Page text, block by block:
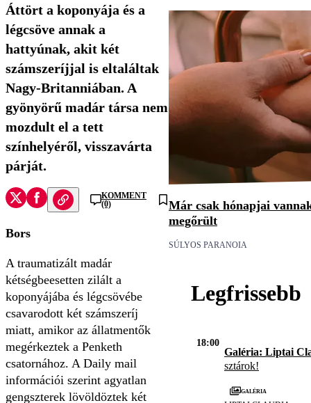
Áttört a koponyája és a
légcsöve annak a
hattyúnak, akit két
számszeríjjal is eltaláltak
Nagy-Britanniában. A
gyönyörű madár társa nem
mozdult el a tett
színhelyéről, visszavárta
párját.
KOMMENT
(0)
Bors
A traumatizált madár
kétségbeesetten zilált a
koponyájába és légcsövébe
csavarodott két számszeríj
miatt, amikor az állatmentők
megérkeztek a Penketh
csatornához. A Daily mail
információi szerint agyatlan
gengszterek lövöldöztek két
Már csak hónapjai
megőrült
SÚLYOS PARANOIA
Legfrissebb
18:00
Galéria: Liptai
sztárok!
Galéria